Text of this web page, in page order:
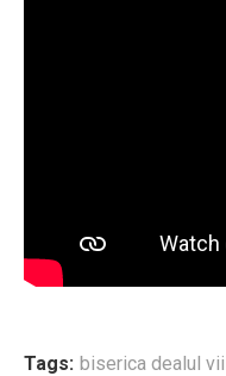
Tags: biserica dealul